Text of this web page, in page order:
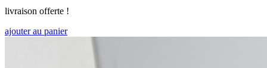
livraison offerte !
ajouter au panier